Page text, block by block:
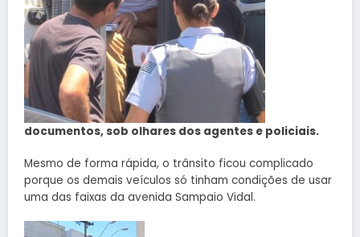
documentos, sob olhares dos agentes e policiais.
Mesmo de forma rápida, o trânsito ficou complicado
porque os demais veículos só tinham condições de usar
uma das faixas da avenida Sampaio Vidal.